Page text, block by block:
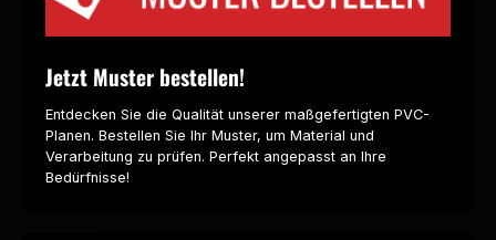
Jetzt Muster bestellen!
Entdecken Sie die Qualität unserer maßgefertigten PVC-
Planen. Bestellen Sie Ihr Muster, um Material und
Verarbeitung zu prüfen. Perfekt angepasst an Ihre
Bedürfnisse!